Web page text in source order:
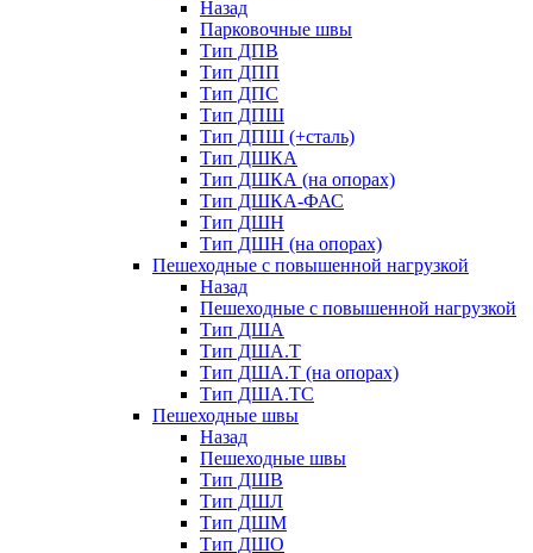
Назад
Парковочные швы
Тип ДПВ
Тип ДПП
Тип ДПС
Тип ДПШ
Тип ДПШ (+сталь)
Тип ДШКА
Тип ДШКА (на опорах)
Тип ДШКА-ФАС
Тип ДШН
Тип ДШН (на опорах)
Пешеходные с повышенной нагрузкой
Назад
Пешеходные с повышенной нагрузкой
Тип ДША
Тип ДША.Т
Тип ДША.Т (на опорах)
Тип ДША.ТС
Пешеходные швы
Назад
Пешеходные швы
Тип ДШВ
Тип ДШЛ
Тип ДШМ
Тип ДШО